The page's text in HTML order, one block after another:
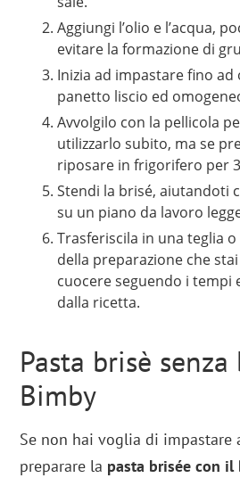
Aggiungi l’olio e l’acqua,
evitare la formazione di
Inizia ad impastare fino
panetto liscio ed
Avvolgilo con la pellicola
utilizzarlo subito, ma se
riposare in frigorifero per
Stendi la brisé, aiutandoti
su un piano da lavoro
Trasferiscila in una teglia
della preparazione che
cuocere seguendo i tempi
dalla ricetta.
Pasta brisè
Bimby
Se non hai voglia di impastare
preparare la pasta brisée con il